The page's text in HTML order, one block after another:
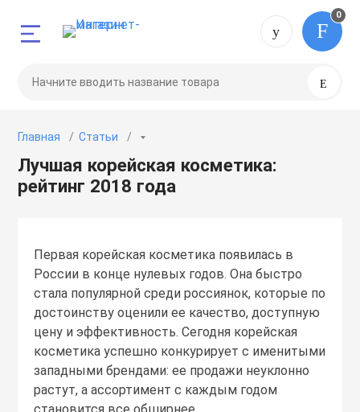
+7 (495)
0
Назад
Гели
Консилеры
Крема
Лосьоны
Назад
Маски
Масла
Мисты
Спреи
Назад
Скрабы
Тинты
Эссенции
Назад
Маски
Патчи
Подводки
Сыворотки
Назад
Мыло
дома
Назад
Назад
Крема
Лосьоны
Масла
Мисты
Назад
Лицо
Ногти
Пудры
Спреи
Главная Статьи
Лучшая корейская косметика:
рейтинг 2018 года
Первая корейская косметика появилась в
России в конце нулевых годов. Она быстро
стала популярной среди россиянок, которые по
достоинству оценили ее качество, доступную
цену и эффективность. Сегодня корейская
косметика успешно конкурирует с именитыми
западными брендами: ее продажи неуклонно
растут, а ассортимент с каждым годом